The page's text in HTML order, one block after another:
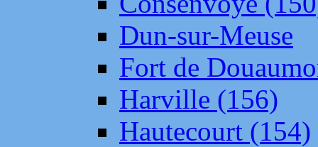
Dun-sur-Meuse
Fort de
Harville (156)
Hautecourt (154)